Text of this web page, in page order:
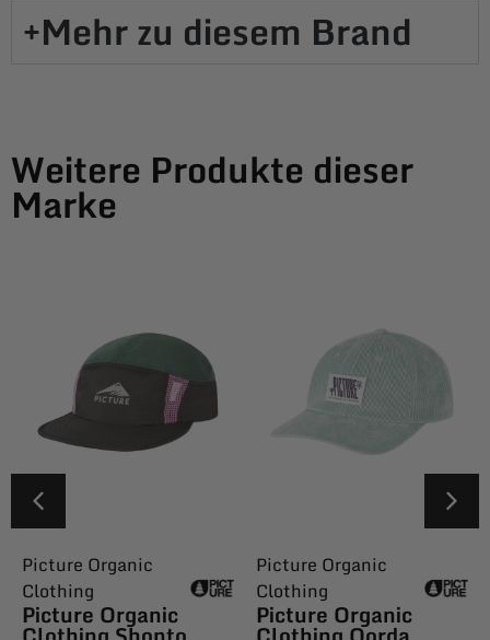
Mehr zu diesem Brand​
Weitere Produkte dieser
Marke
Picture Organic
Clothing
Picture Organic
Picture Organic
Clothing
Picture Organic